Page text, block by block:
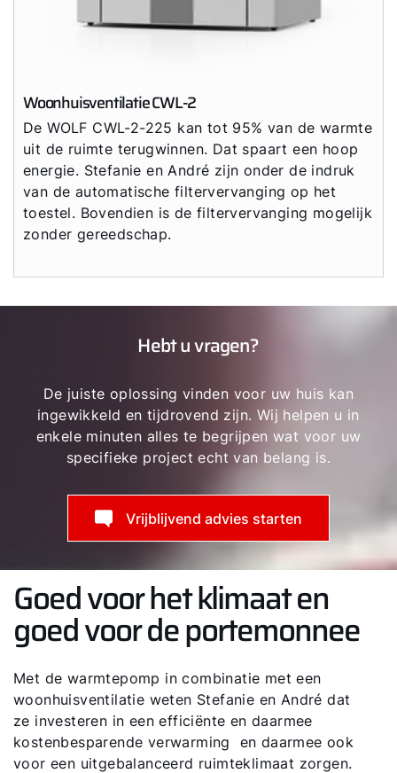
Woonhuisventilatie CWL-2
De WOLF CWL-2-225 kan tot 95% van de warmte
uit de ruimte terugwinnen. Dat spaart een hoop
energie. Stefanie en André zijn onder de indruk
van de automatische filtervervanging op het
toestel. Bovendien is de filtervervanging mogelijk
zonder gereedschap.
Hebt u vragen?
De juiste oplossing vinden voor uw huis kan
ingewikkeld en tijdrovend zijn. Wij helpen u in
enkele minuten alles te begrijpen wat voor uw
specifieke project echt van belang is.
Vrijblijvend advies starten
Goed voor het klimaat en
goed voor de portemonnee
Met de warmtepomp in combinatie met een
woonhuisventilatie weten Stefanie en André dat
ze investeren in een efficiënte en daarmee
kostenbesparende verwarming en daarmee ook
voor een uitgebalanceerd ruimteklimaat zorgen.